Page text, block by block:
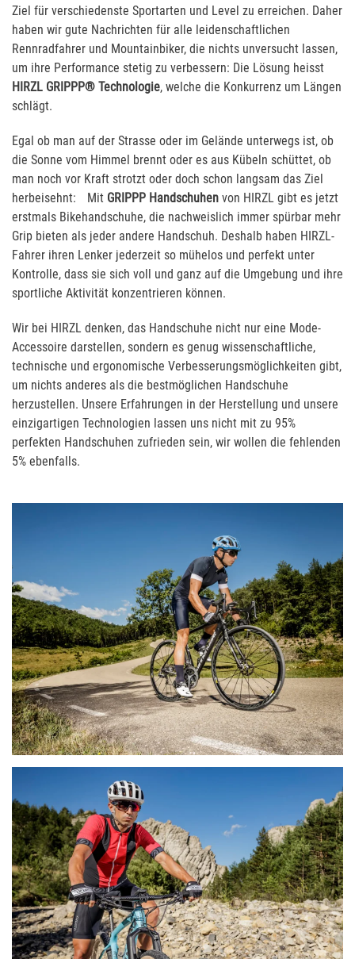
Ziel für verschiedenste Sportarten und Level zu erreichen. Daher
haben wir gute Nachrichten für alle leidenschaftlichen
Rennradfahrer und Mountainbiker, die nichts unversucht lassen,
um ihre Performance stetig zu verbessern: Die Lösung heisst
HIRZL GRIPPP® Technologie, welche die Konkurrenz um Längen
schlägt.
Egal ob man auf der Strasse oder im Gelände unterwegs ist, ob
die Sonne vom Himmel brennt oder es aus Kübeln schüttet, ob
man noch vor Kraft strotzt oder doch schon langsam das Ziel
herbeisehnt: Mit GRIPPP Handschuhen von HIRZL gibt es jetzt
erstmals Bikehandschuhe, die nachweislich immer spürbar mehr
Grip bieten als jeder andere Handschuh. Deshalb haben HIRZL-
Fahrer ihren Lenker jederzeit so mühelos und perfekt unter
Kontrolle, dass sie sich voll und ganz auf die Umgebung und ihre
sportliche Aktivität konzentrieren können.
Wir bei HIRZL denken, das Handschuhe nicht nur eine Mode-
Accessoire darstellen, sondern es genug wissenschaftliche,
technische und ergonomische Verbesserungsmöglichkeiten gibt,
um nichts anderes als die bestmöglichen Handschuhe
herzustellen. Unsere Erfahrungen in der Herstellung und unsere
einzigartigen Technologien lassen uns nicht mit zu 95%
perfekten Handschuhen zufrieden sein, wir wollen die fehlenden
5% ebenfalls.